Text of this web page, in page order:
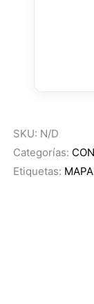
SKU: N/D
Categorías:
Etiquetas: